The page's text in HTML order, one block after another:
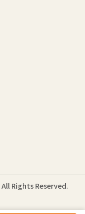
All Rights Reserved.